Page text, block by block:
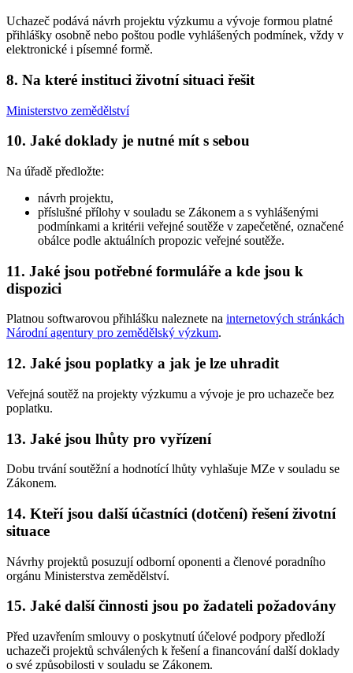
Uchazeč podává návrh projektu výzkumu a vývoje formou platné
přihlášky osobně nebo poštou podle vyhlášených podmínek, vždy v
elektronické i písemné formě.
8. Na které instituci životní situaci řešit
Ministerstvo zemědělství
10. Jaké doklady je nutné mít s sebou
Na úřadě předložte:
návrh projektu,
příslušné přílohy v souladu se Zákonem a s vyhlášenými
podmínkami a kritérii veřejné soutěže v zapečetěné, označené
obálce podle aktuálních propozic veřejné soutěže.
11. Jaké jsou potřebné formuláře a kde jsou k
dispozici
Platnou softwarovou přihlášku naleznete na internetových stránkách
Národní agentury pro zemědělský výzkum.
12. Jaké jsou poplatky a jak je lze uhradit
Veřejná soutěž na projekty výzkumu a vývoje je pro uchazeče bez
poplatku.
13. Jaké jsou lhůty pro vyřízení
Dobu trvání soutěžní a hodnotící lhůty vyhlašuje MZe v souladu se
Zákonem.
14. Kteří jsou další účastníci (dotčení) řešení životní
situace
Návrhy projektů posuzují odborní oponenti a členové poradního
orgánu Ministerstva zemědělství.
15. Jaké další činnosti jsou po žadateli požadovány
Před uzavřením smlouvy o poskytnutí účelové podpory předloží
uchazeči projektů schválených k řešení a financování další doklady
o své způsobilosti v souladu se Zákonem.